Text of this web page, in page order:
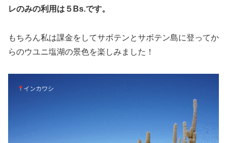
レのみの利用は５Bs.です。
もちろん私は課金をしてサボテンとサボテン島に登ってか
らのウユニ塩湖の景色を楽しみました！